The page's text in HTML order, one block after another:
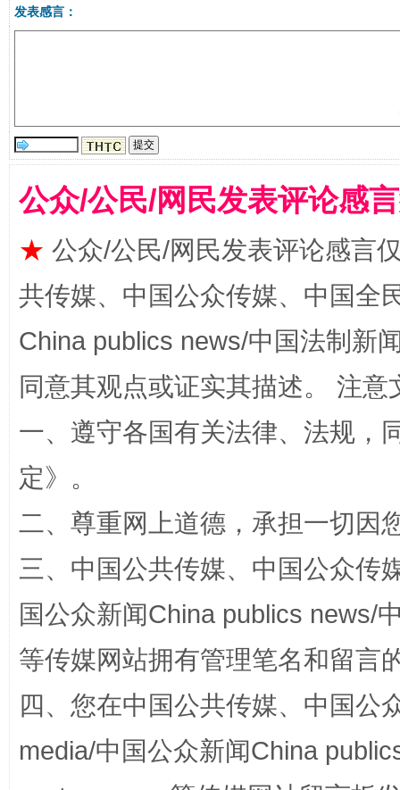
扯下公款旅游的“隐身衣” 如何以
“蜀中异人”王建安的艺术幻境
发表感言：
公众/公民/网民发表评论感
★ 公众/公民/网民发表评论感言
共传媒、中国公众传媒、中国全
China publics news/中国法制新
同意其观点或证实其描述。 注
一、遵守各国有关法律、法规，
定》。
二、尊重网上道德，承担一切因
三、中国公共传媒、中国公众传
国公众新闻China publics news/
等传媒网站拥有管理笔名和留言
四、您在中国公共传媒、中国公
media/中国公众新闻China